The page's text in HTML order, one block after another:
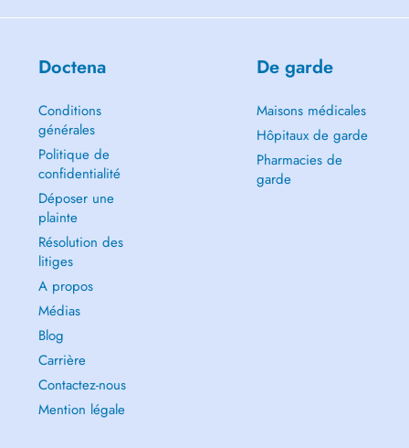
Doctena
Conditions
générales
Politique de
confidentialité
Déposer une
plainte
Résolution des
litiges
A propos
Médias
Blog
Carrière
Contactez-nous
Mention légale
De garde
Maisons médicales
Hôpitaux de garde
Pharmacies de
garde